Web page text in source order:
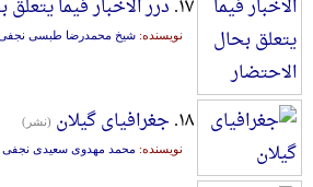
۱۷. درر الاخبار فیما
نویسنده: شیخ محمدرضا طبسی
۱۸. جغرافیای گیلان (نشر)
نویسنده: محمد مهدوی سعیدی نجفی